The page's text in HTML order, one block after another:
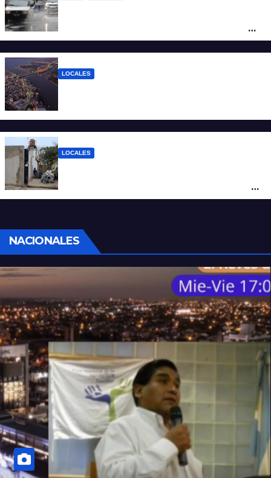
vientos en Santa Fe: anuncian ráfagas de
hasta 90 km/h, granizo y un brusco
LOCALES
LOCALES
por la Justicia
NACIONALES